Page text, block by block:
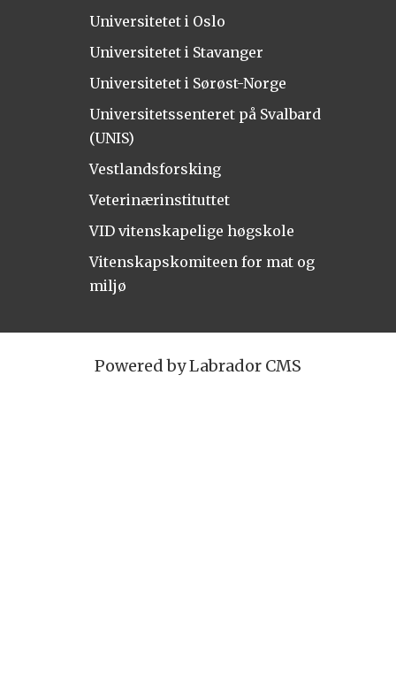
Universitetet i Oslo
Universitetet i Stavanger
Universitetet i Sørøst-Norge
Universitetssenteret på Svalbard
(UNIS)
Vestlandsforsking
Veterinærinstituttet
VID vitenskapelige høgskole
Vitenskapskomiteen for mat og
miljø
Powered by Labrador CMS